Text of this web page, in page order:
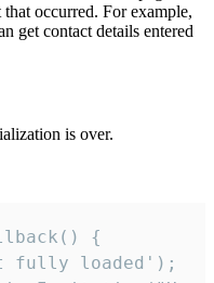
occurred. For example,
get contact details entered
is over.
{
fully loaded');